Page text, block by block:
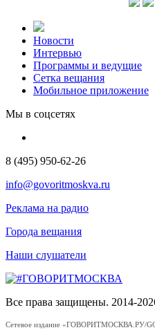
Новости
Интервью
Программы и ведущие
Сетка вещания
Мобильное приложение
Мы в соцсетях
8 (495) 950-62-26
info@govoritmoskva.ru
Реклама на радио
Города вещания
Наши слушатели
Все права защищены. 2014-
Сетевое издание «ГОВОРИТМОСКВА.РУ/